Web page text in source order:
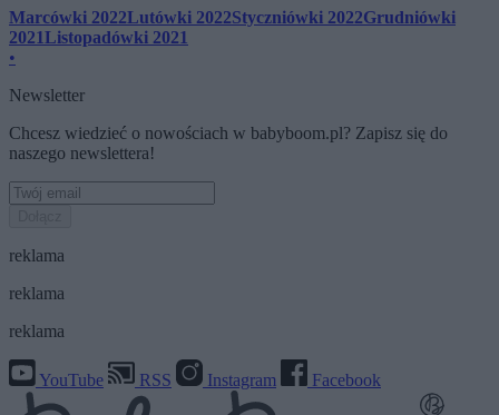
Marcówki 2022Lutówki 2022Styczniówki 2022Grudniówki
2021Listopadówki 2021
•
Newsletter
Chcesz wiedzieć o nowościach w babyboom.pl? Zapisz się do
naszego newslettera!
reklama
reklama
reklama
YouTube RSS Instagram Facebook